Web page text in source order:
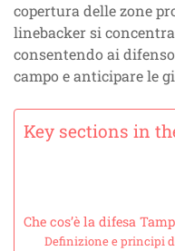
copertura delle zone
linebacker si
consentendo ai
campo e anticipare le
Key sections in
Che cos’è la difesa
Definizione e principi